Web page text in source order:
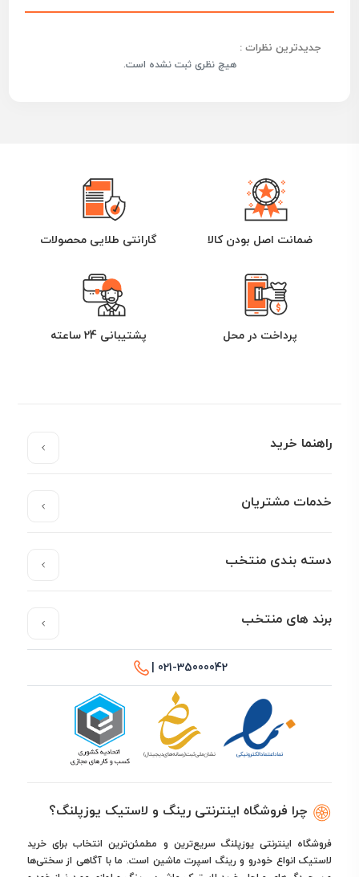
جدیدترین نظرات :
هیچ نظری ثبت نشده است.
ضمانت اصل بودن کالا گارانتی طلایی محصولات
پرداخت در محل پشتیبانی 24 ساعته
راهنما خرید
خدمات مشتریان
دسته بندی منتخب
برند های منتخب
021-35000042 |
چرا فروشگاه اینترنتی رینگ و لاستیک یوزپلنگ؟
فروشگاه اینترنتی یوزپلنگ سریع‌ترین و مطمئن‌ترین انتخاب برای خرید
لاستیک انواع خودرو و رینگ اسپرت ماشین است. ما با آگاهی از سختی‌ها